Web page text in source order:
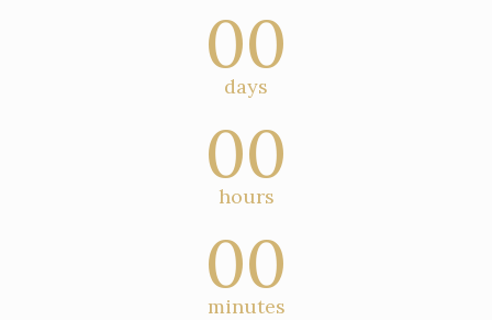
00
days
00
hours
00
minutes